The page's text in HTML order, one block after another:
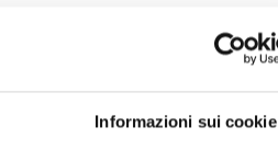
Informazioni sui cookie
Ciardes